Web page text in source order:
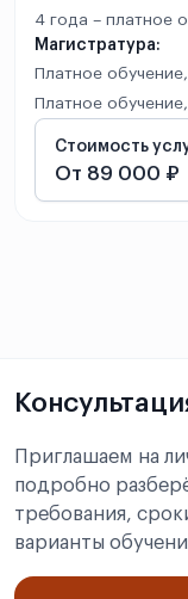
4 года – платное
Магистратура:
Платное
Платное
Стоимость
От 89 000 ₽
Приглашаем на
подробно
требования,
варианты